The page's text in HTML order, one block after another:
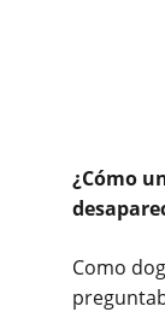
¿Cómo
Como